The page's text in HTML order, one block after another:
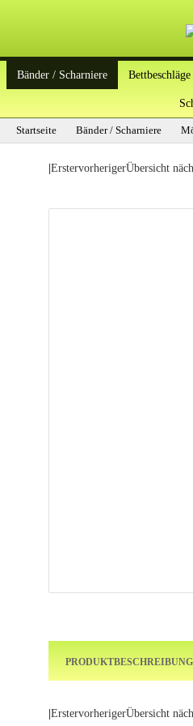
Bänder / Scharniere Bettbeschläge
Startseite Bänder / Scharniere
|ErstervorherigerÜbersicht
PRODUKTBESCHREIBUNG
|ErstervorherigerÜbersicht